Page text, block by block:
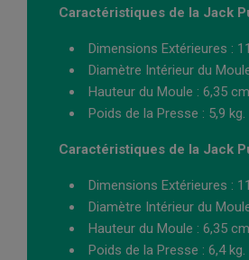
Caractéristiques de la Jack
Dimensions Extérieures :
Diamètre Intérieur du
Hauteur du Moule : 6,35
Poids de la Presse : 5,9 kg.
Caractéristiques de la Jack
Dimensions Extérieures :
Diamètre Intérieur du
Hauteur du Moule : 6,35
Poids de la Presse : 6,4 kg.